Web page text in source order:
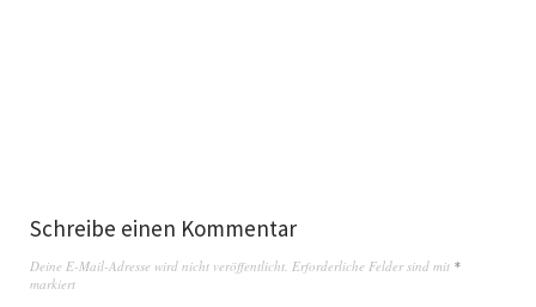
Schreibe einen Kommentar
Deine E-Mail-Adresse wird nicht veröffentlicht. Erforderliche Felder sind mit *
markiert